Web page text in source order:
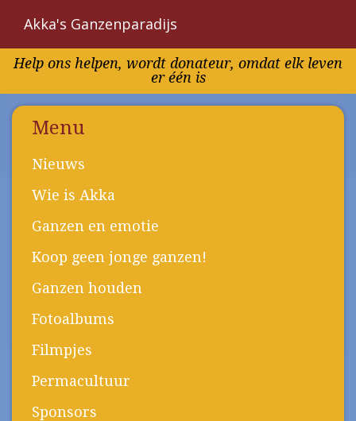
Overslaan
inhoud
Akka's Ganzenparadijs
Help ons helpen, wordt donateur, omdat elk leven
er één is
Menu
Nieuws
Wie is Akka
Ganzen en emotie
Koop geen jonge ganzen!
Ganzen houden
Fotoalbums
Filmpjes
Permacultuur
Sponsors